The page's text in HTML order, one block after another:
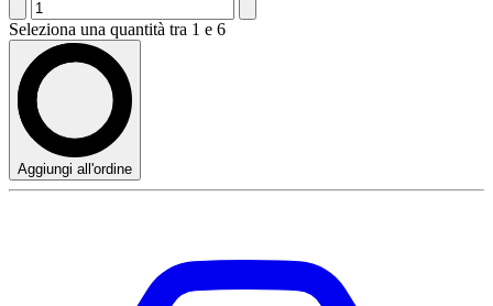
Seleziona una quantità tra 1 e 6
Aggiungi all'ordine